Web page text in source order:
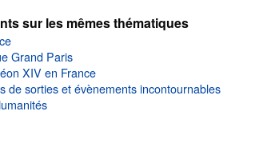
sur les mêmes thématiques
Grand Paris
XIV en France
de sorties et évènements incontournables